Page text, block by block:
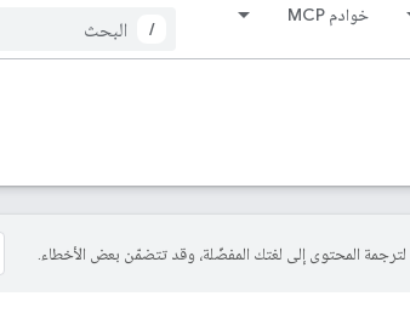
خوادم MCP
/